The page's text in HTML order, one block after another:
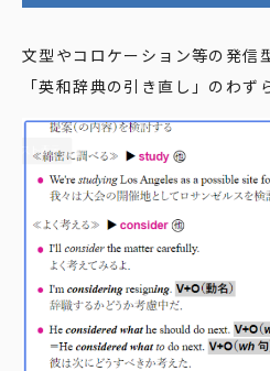
文型やコロケーション等の発信
「英和辞典の引き直し」のわず